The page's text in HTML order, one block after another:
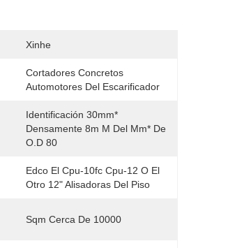
Xinhe
Cortadores Concretos
Automotores Del Escarificador
Identificación 30mm*
Densamente 8m M Del Mm* De
O.D 80
Edco El Cpu-10fc Cpu-12 O El
Otro 12" Alisadoras Del Piso
Sqm Cerca De 10000